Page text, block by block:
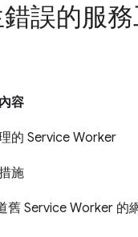
誤的服
容
的 Service Worker
施
舊 Service Worker 的